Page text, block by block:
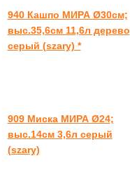
940 Кашпо МИРА Ø30см;
выс.35,6см 11,6л дерево
серый (szary) *
909 Миска МИРА Ø24;
выс.14см 3,6л серый
(szary)